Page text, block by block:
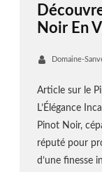
Noir En
Domaine-
Article sur le
L’Élégance
Pinot Noir,
réputé pour
d’une finesse